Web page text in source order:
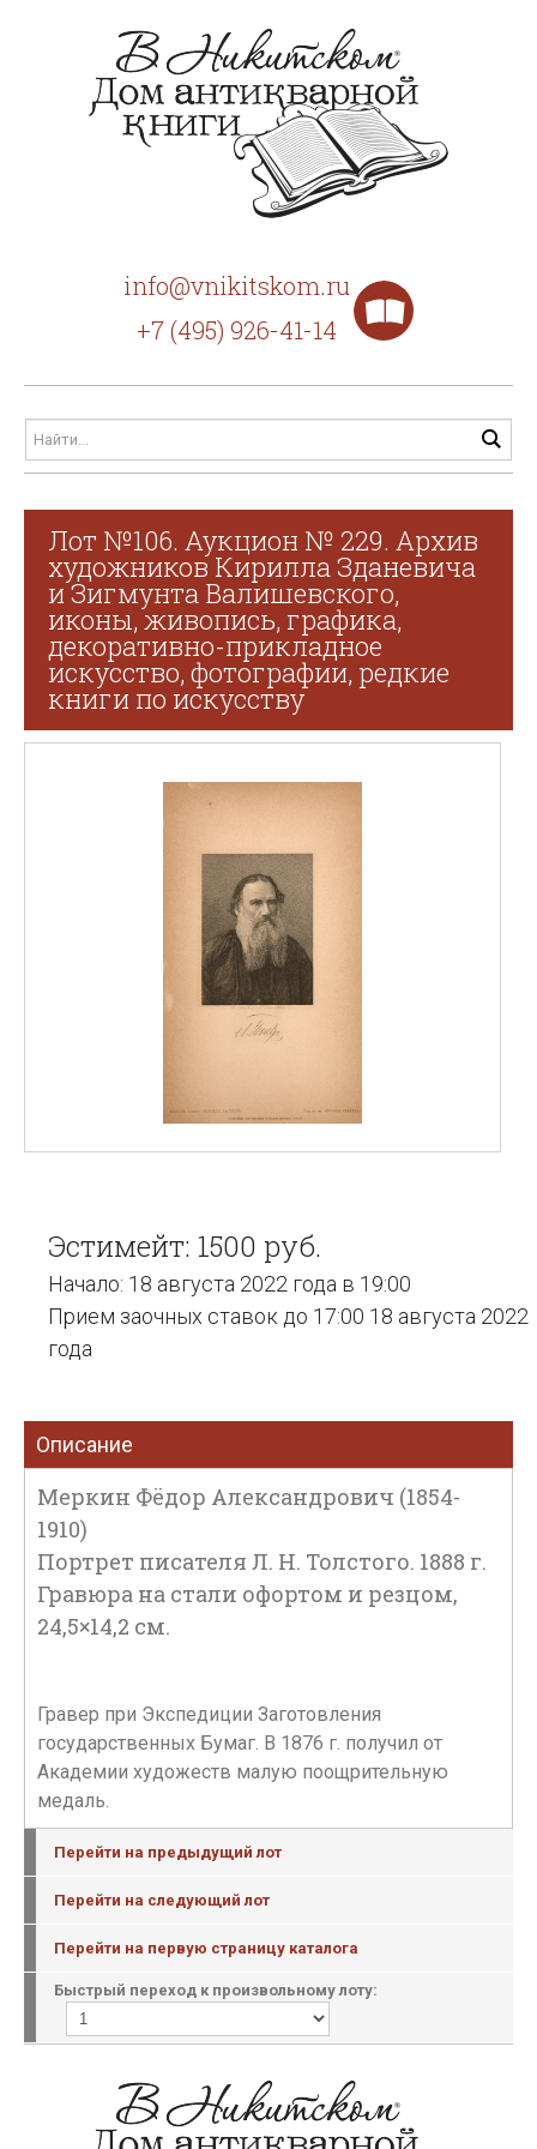
info@vnikitskom.ru
+7 (495) 926-41-14
Лот №106. Аукцион № 229. Архив
художников Кирилла Зданевича
и Зигмунта Валишевского,
иконы, живопись, графика,
декоративно-прикладное
искусство, фотографии, редкие
книги по искусству
Эстимейт: 1500 руб.
Начало: 18 августа 2022 года в 19:00
Прием заочных ставок до 17:00 18 августа 2022
года
Описание
Меркин Фёдор Александрович (1854-
1910)
Портрет писателя Л. Н. Толстого. 1888 г.
Гравюра на стали офортом и резцом,
24,5×14,2 см.
Гравер при Экспедиции Заготовления
государственных Бумаг. В 1876 г. получил от
Академии художеств малую поощрительную
медаль.
Перейти на предыдущий лот
Перейти на следующий лот
Перейти на первую страницу каталога
Быстрый переход к произвольному лоту: